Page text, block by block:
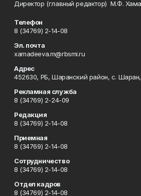
Директор (главный редактор) М.Ф.
Телефон
8 (34769) 2-14-08
Эл. почта
xamadeeva.m@rbsmi.ru
Адрес
452630, РБ, Шаранский район, с. Шаран,
Рекламная служба
8 (34769) 2-24-09
Редакция
8 (34769) 2-14-08
Приемная
8 (34769) 2-14-08
Сотрудничество
8 (34769) 2-14-08
Отдел кадров
8 (34769) 2-14-08